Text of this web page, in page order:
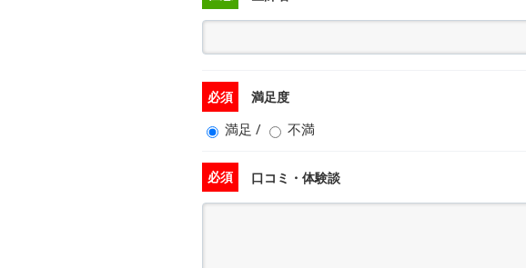
必須 満足度
満足 / 不満
必須 口コミ・体験談